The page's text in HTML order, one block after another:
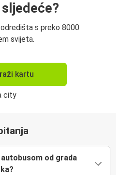
s preko 8000
svijeta.
kartu
od grada